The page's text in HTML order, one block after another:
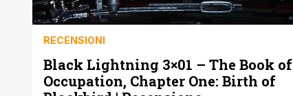
RECENSIONI
Black Lightning 3×01 – The Book of
Occupation, Chapter One: Birth of